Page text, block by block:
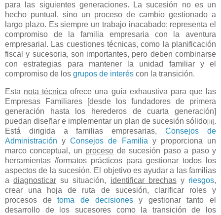
para las siguientes generaciones. La sucesión no es un
hecho puntual, sino un proceso de cambio gestionado a
largo plazo. Es siempre un trabajo inacabado; representa el
compromiso de la familia empresaria con la aventura
empresarial. Las cuestiones técnicas, como la planificación
fiscal y sucesoria, son importantes, pero deben combinarse
con estrategias para mantener la unidad familiar y el
compromiso de los grupos de interés con la transición.
Esta nota técnica ofrece una guía exhaustiva para que las
Empresas Familiares [desde los fundadores de primera
generación hasta los herederos de cuarta generación]
puedan diseñar e implementar un plan de sucesión sólido[ii] .
Está dirigida a familias empresarias,Consejos de
Administración yConsejos de Familia y proporciona un
marco conceptual, un proceso de sucesión paso a paso y
herramientas /formatos prácticos para gestionar todos los
aspectos de la sucesión. El objetivo es ayudar a las familias
adiagnosticar su situación, identificar brechasy riesgos,
crear una hoja de ruta de sucesión, clarificar roles y
procesos detoma de decisionesy gestionar tanto el
desarrollo de los sucesores como la transición de los